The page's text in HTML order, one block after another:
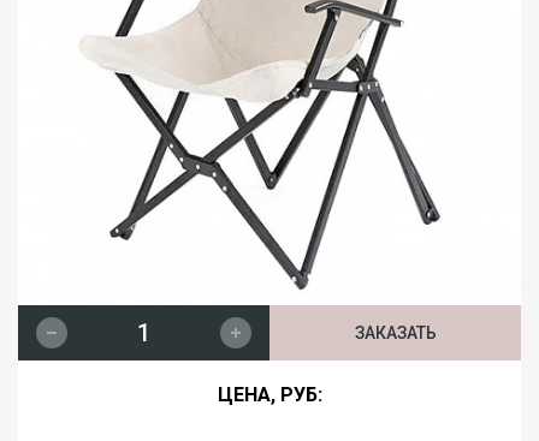
ЗАКАЗАТЬ
ЦЕНА, РУБ: